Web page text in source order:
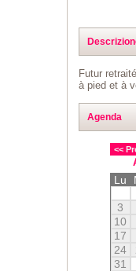
Futur
à pied et à
Agenda
<<
Lu
3
10
17
24
31